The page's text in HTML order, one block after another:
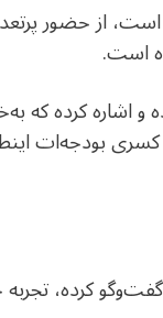
از حضور
است.
داده و اشاره کرده
کسری بودجه‌ات
کرده،